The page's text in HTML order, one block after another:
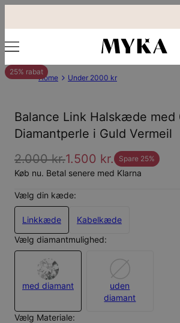
25% rabat
Home Under 2000 kr
Balance Link Halskæde med
Diamantperle i Guld Vermeil
2.000 kr.1.500 kr. Spare 25%
Køb nu. Betal senere med Klarna
Vælg din kæde:
Linkkæde
Kabelkæde
Vælg diamantmulighed:
med diamant
uden
diamant
Vælg Materiale: